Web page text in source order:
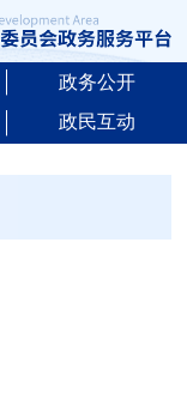
政务公开
政民互动